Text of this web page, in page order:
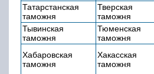
Татарстанская
таможня
Тверская
таможня
Тывинская
таможня
Тюменская
таможня
Хабаровская
таможня
Хакасская
таможня